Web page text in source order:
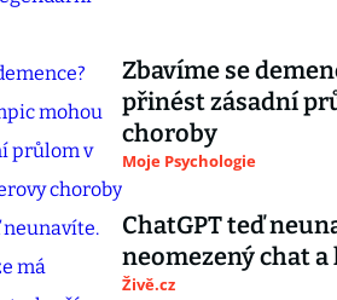
Zbavíme se
přinést zásadní
choroby
Moje Psychologie
ChatGPT teď
neomezený chat a
Živě.cz